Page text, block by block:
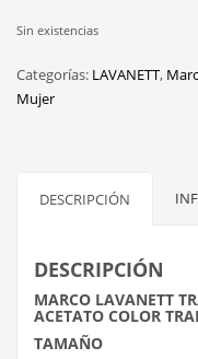
Sin existencias
Categorías: LAVANETT,
Mujer
DESCRIPCIÓN
DESCRIPCIÓN
MARCO LAVANETT
ACETATO COLOR
TAMAÑO